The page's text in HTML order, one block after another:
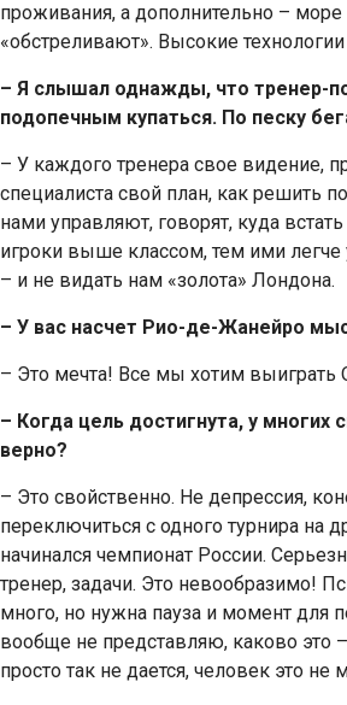
проживания, а дополнительно –
«обстреливают». Высокие
– Я слышал однажды, что тренер-
подопечным купаться. По песку
– У каждого тренера свое видение,
специалиста свой план, как решить
нами управляют, говорят, куда
игроки выше классом, тем ими легче
– и не видать нам «золота» Лондона.
– У вас насчет Рио-де-Жанейро
– Это мечта! Все мы хотим выиграть
– Когда цель достигнута, у
верно?
– Это свойственно. Не депрессия,
переключиться с одного турнира на
начинался чемпионат России.
тренер, задачи. Это невообразимо!
много, но нужна пауза и момент для
вообще не представляю, каково это
просто так не дается, человек это